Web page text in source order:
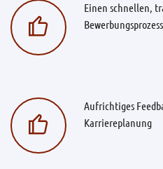
Einen schnellen,
Bewerbungsprozess
Aufrichtiges
Karriereplanung